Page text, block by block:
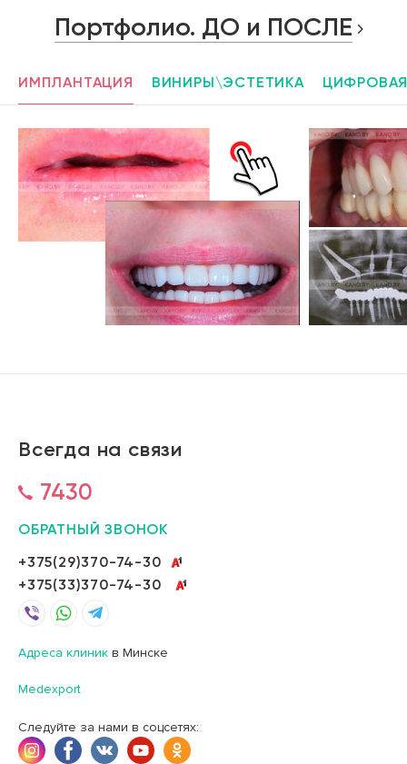
Портфолио. ДО и ПОСЛЕ
ИМПЛАНТАЦИЯ ВИНИРЫ\ЭСТЕТИКА
Всегда на связи
7430
ОБРАТНЫЙ ЗВОНОК
+375(29)370-74-30
+375(33)370-74-30
Адреса клиник в Минске
Medexport
Следуйте за нами в соцсетях: